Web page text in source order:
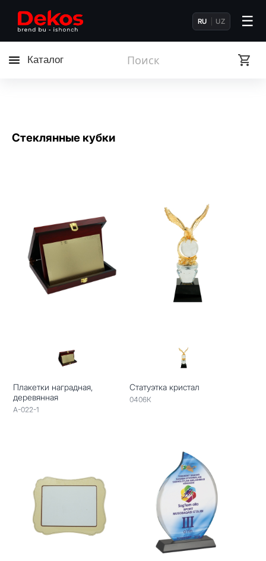
RU UZ ☰
Каталог
Стеклянные кубки
Плакетки наградная,
деревянная
A-022-1
Статуэтка кристал
0406К